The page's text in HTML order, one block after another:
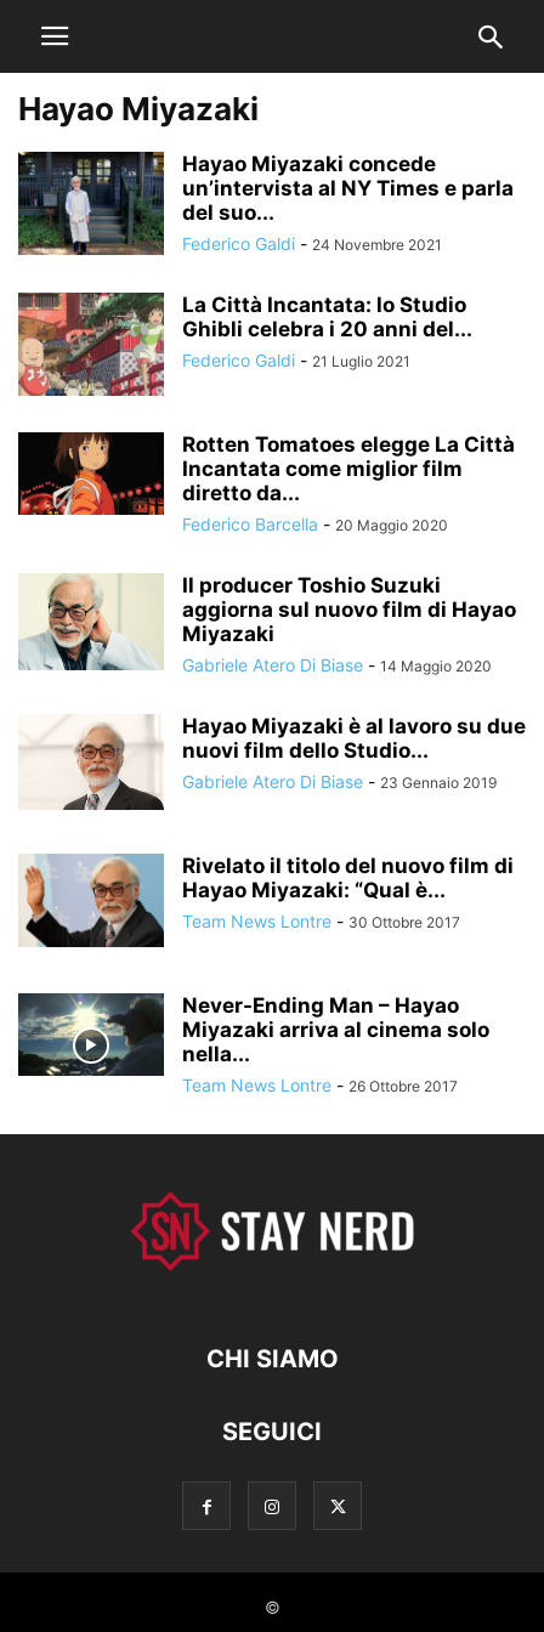
Hayao Miyazaki
Hayao Miyazaki concede
un’intervista al NY Times e parla
del suo...
Federico Galdi - 24 Novembre 2021
La Città Incantata: lo Studio
Ghibli celebra i 20 anni del...
Federico Galdi - 21 Luglio 2021
Rotten Tomatoes elegge La Città
Incantata come miglior film
diretto da...
Federico Barcella - 20 Maggio 2020
Il producer Toshio Suzuki
aggiorna sul nuovo film di Hayao
Miyazaki
Gabriele Atero Di Biase - 14 Maggio 2020
Hayao Miyazaki è al lavoro su due
nuovi film dello Studio...
Gabriele Atero Di Biase - 23 Gennaio 2019
Rivelato il titolo del nuovo film di
Hayao Miyazaki: “Qual è...
Team News Lontre - 30 Ottobre 2017
Never-Ending Man – Hayao
Miyazaki arriva al cinema solo
nella...
Team News Lontre - 26 Ottobre 2017
CHI SIAMO
SEGUICI
©